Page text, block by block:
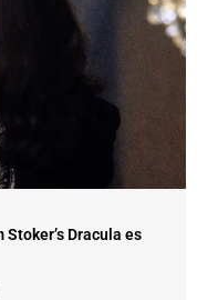
Dracula es